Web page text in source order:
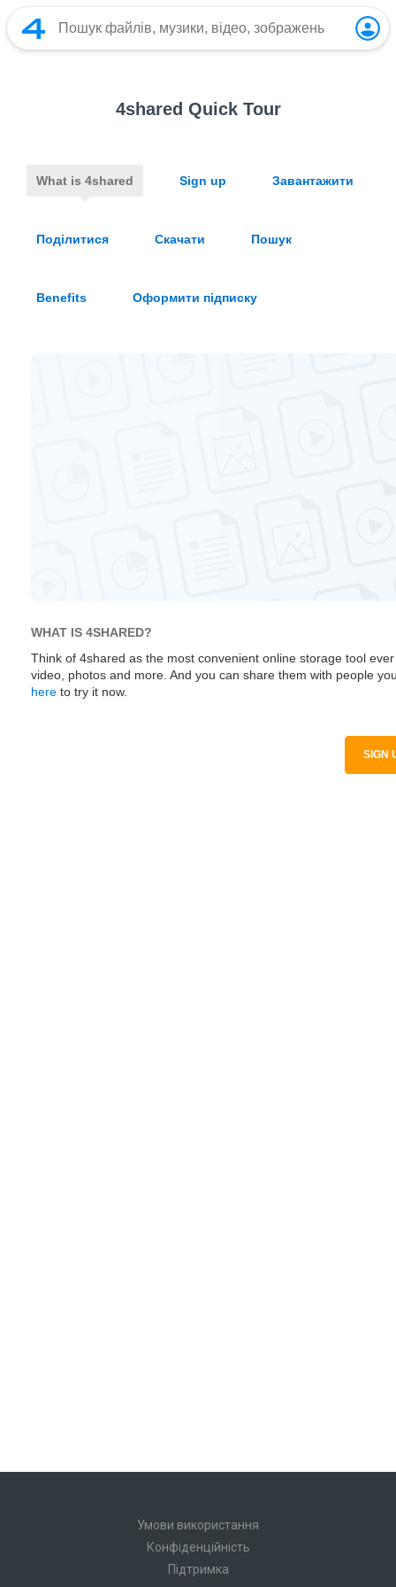
4shared Quick Tour
What is 4shared Sign up Завантажити
Поділитися Скачати Пошук
Benefits Оформити підписку
WHAT IS 4SHARED?
Think of 4shared as the most convenient online storage tool
video, photos and more. And you can share them with people
here to try it now.
SIGN
Умови використання
Конфіденційність
Підтримка